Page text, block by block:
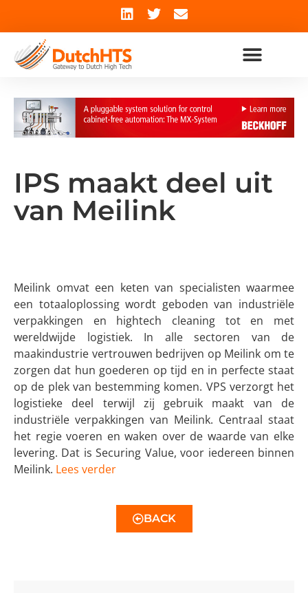
IPS maakt deel uit
van Meilink
Meilink omvat een keten van specialisten waarmee
een totaaloplossing wordt geboden van industriële
verpakkingen en hightech cleaning tot en met
wereldwijde logistiek. In alle sectoren van de
maakindustrie vertrouwen bedrijven op Meilink om te
zorgen dat hun goederen op tijd en in perfecte staat
op de plek van bestemming komen. VPS verzorgt het
logistieke deel terwijl zij gebruik maakt van de
industriële verpakkingen van Meilink. Centraal staat
het regie voeren en waken over de waarde van elke
levering. Dat is Securing Value, voor iedereen binnen
Meilink. Lees verder
BACK